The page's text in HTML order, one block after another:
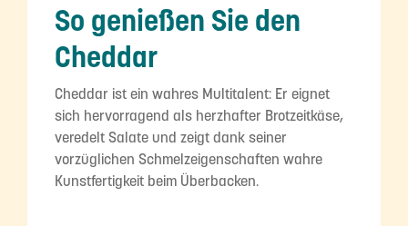
So genießen Sie den
Cheddar
Cheddar ist ein wahres Multitalent: Er eignet
sich hervorragend als herzhafter Brotzeitkäse,
veredelt Salate und zeigt dank seiner
vorzüglichen Schmelzeigenschaften wahre
Kunstfertigkeit beim Überbacken.